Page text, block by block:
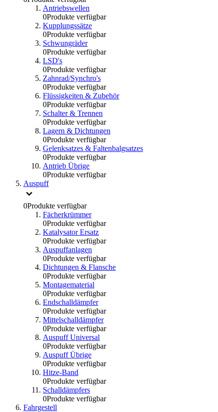
Antriebswellen
0Produkte verfügbar
Kupplungssätze
0Produkte verfügbar
Schwungräder
0Produkte verfügbar
LSD's
0Produkte verfügbar
Zahnrad/Synchro's
0Produkte verfügbar
Flüssigkeiten & Zubehör
0Produkte verfügbar
Schalter & Trennen
0Produkte verfügbar
Lagern & Dichtungen
0Produkte verfügbar
Gelenksatzes & Faltenbalgsatzes
0Produkte verfügbar
Antrieb Übrige
0Produkte verfügbar
Auspuff
0Produkte verfügbar
Fächerkrümmer
0Produkte verfügbar
Katalysator Ersatz
0Produkte verfügbar
Auspuffanlagen
0Produkte verfügbar
Dichtungen & Flansche
0Produkte verfügbar
Montagematerial
0Produkte verfügbar
Endschalldämpfer
0Produkte verfügbar
Mittelschalldämpfer
0Produkte verfügbar
Auspuff Universal
0Produkte verfügbar
Auspuff Übrige
0Produkte verfügbar
Hitze-Band
0Produkte verfügbar
Schalldämpfers
0Produkte verfügbar
Fahrgestell